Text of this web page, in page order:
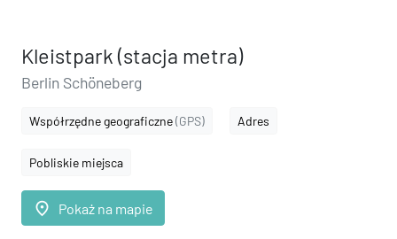
Kleistpark (stacja metra)
Berlin Schöneberg
Współrzędne geograficzne(GPS) Adres
Pobliskie miejsca
place Pokaż na mapie